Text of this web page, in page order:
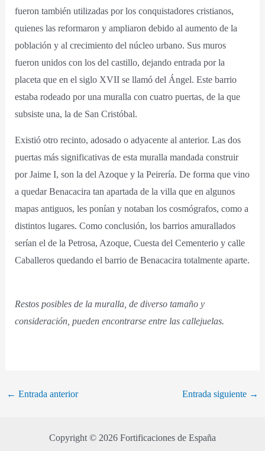
fueron también utilizadas por los conquistadores cristianos,
quienes las reformaron y ampliaron debido al aumento de la
población y al crecimiento del núcleo urbano. Sus muros
fueron unidos con los del castillo, dejando entrada por la
placeta que en el siglo XVII se llamó del Ángel. Este barrio
estaba rodeado por una muralla con cuatro puertas, de la que
subsiste una, la de San Cristóbal.
Existió otro recinto, adosado o adyacente al anterior. Las dos
puertas más significativas de esta muralla mandada construir
por Jaime I, son la del Azoque y la Peirería. De forma que vino
a quedar Benacacira tan apartada de la villa que en algunos
mapas antiguos, les ponían y notaban los cosmógrafos, como a
distintos lugares. Como conclusión, los barrios amurallados
serían el de la Petrosa, Azoque, Cuesta del Cementerio y calle
Caballeros quedando el barrio de Benacacira totalmente aparte.
Restos posibles de la muralla, de diverso tamaño y
consideración, pueden encontrarse entre las callejuelas.
← Entrada anterior Entrada siguiente →
Copyright © 2026 Fortificaciones de España